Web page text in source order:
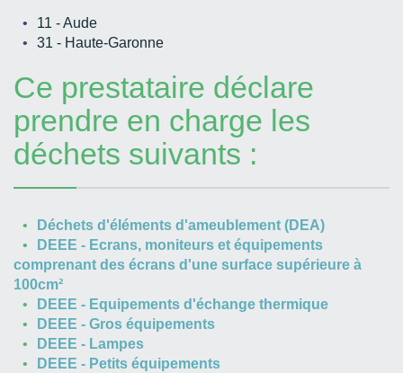
11 - Aude
31 - Haute-Garonne
Ce prestataire déclare
prendre en charge les
déchets suivants :
Déchets d'éléments d'ameublement (DEA)
DEEE - Ecrans, moniteurs et équipements
comprenant des écrans d'une surface supérieure à
100cm²
DEEE - Equipements d'échange thermique
DEEE - Gros équipements
DEEE - Lampes
DEEE - Petits équipements